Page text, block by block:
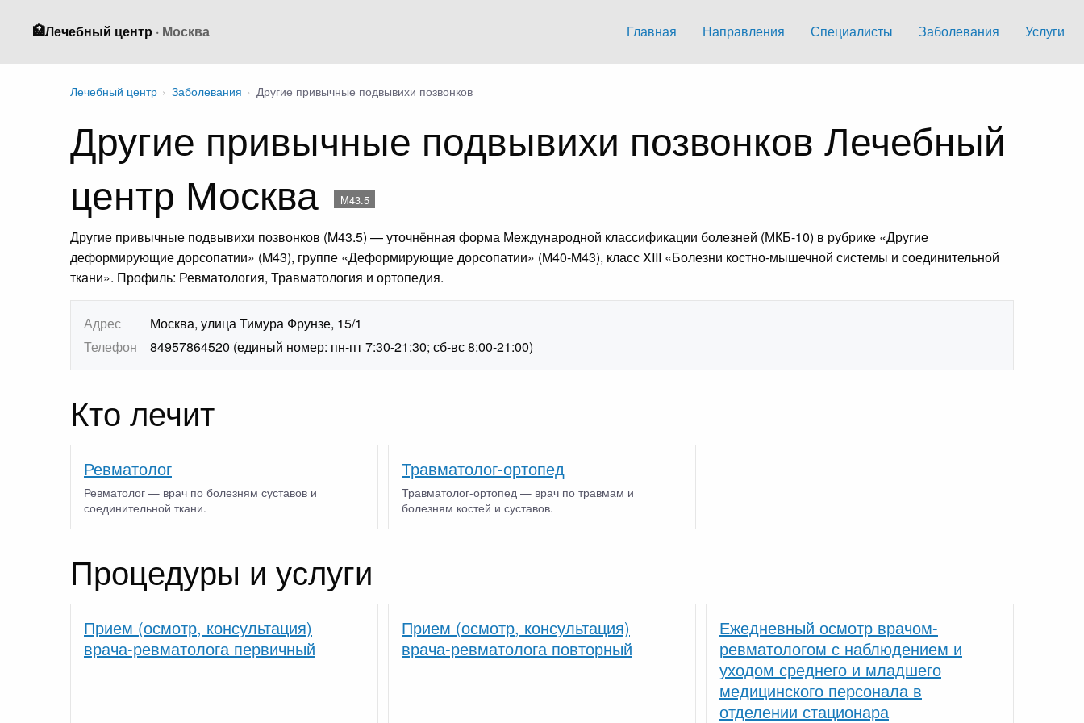
🏥Лечебный центр · Москва Главная Направления Специалисты Заболевания Услуги
Лечебный центр › Заболевания › Другие привычные подвывихи позвонков
Другие привычные подвывихи позвонков Лечебный
центр Москва
M43.5
Другие привычные подвывихи позвонков (M43.5) — уточнённая форма Международной классификации болезней (МКБ-10) в рубрике «Другие
деформирующие дорсопатии» (M43), группе «Деформирующие дорсопатии» (M40-M43), класс XIII «Болезни костно-мышечной системы и соединительной
ткани». Профиль: Ревматология, Травматология и ортопедия.
Адрес
Москва, улица Тимура Фрунзе, 15/1
Телефон
84957864520 (единый номер: пн-пт 7:30-21:30; сб-вс 8:00-21:00)
Кто лечит
Ревматолог
Ревматолог — врач по болезням суставов и
соединительной ткани.
Травматолог-ортопед
Травматолог-ортопед — врач по травмам и
болезням костей и суставов.
Процедуры и услуги
Прием (осмотр, консультация)
врача-ревматолога первичный
Прием (осмотр, консультация)
врача-ревматолога повторный
Ежедневный осмотр врачом-
ревматологом с наблюдением и
уходом среднего и младшего
медицинского персонала в
отделении стационара